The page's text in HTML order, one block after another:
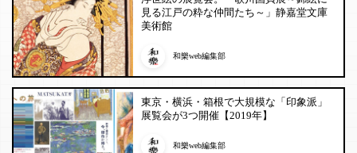
見る江戸の粋な仲間たち～」静嘉堂文庫
美術館
和樂web編集部
東京・横浜・箱根で大規模な「印象派」
展覧会が3つ開催【2019年】
和樂web編集部